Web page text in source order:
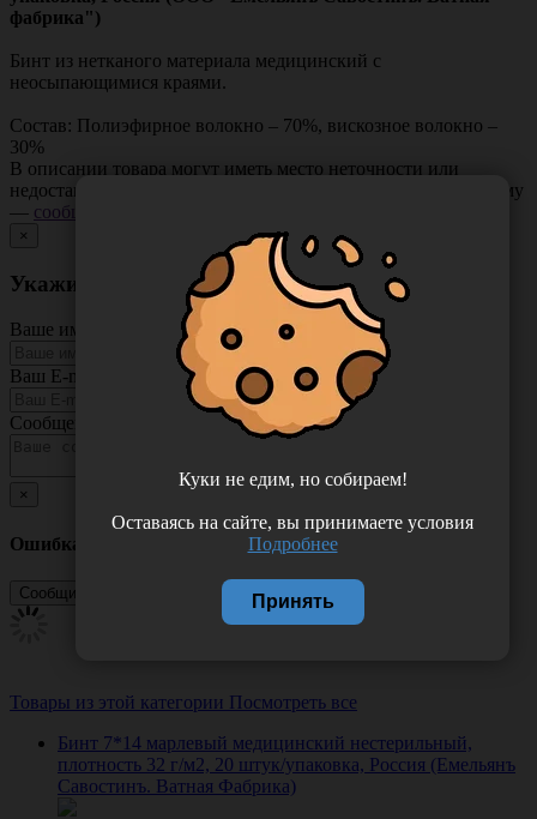
фабрика")
Бинт из нетканого материала медицинский с
неосыпающимися краями.
Состав: Полиэфирное волокно – 70%, вискозное волокно –
30%
В описании товара могут иметь место неточности или
недостающая информация. Если вы заметили такую проблему
— сообщите нам
×
Укажите неточность в описании товара
Ваше имя
Ваш E-mail
Сообщение
×
Ошибка
Товары из этой категории Посмотреть все
Бинт 7*14 марлевый медицинский нестерильный,
плотность 32 г/м2, 20 штук/упаковка, Россия (Емельянъ
Савостинъ. Ватная Фабрика)
Куки не едим, но собираем!
Оставаясь на сайте, вы принимаете условия
Подробнее
Принять